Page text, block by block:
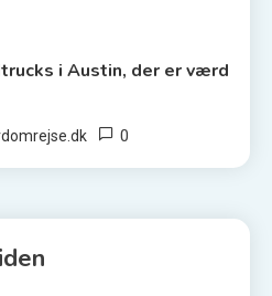
i Austin, der er værd
0